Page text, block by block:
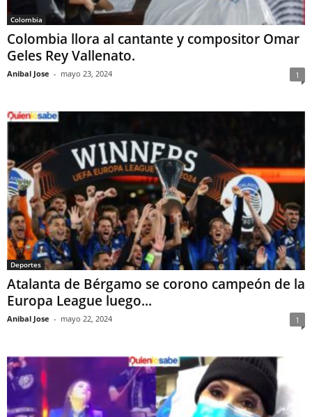
Colombia
Colombia llora al cantante y compositor Omar
Geles Rey Vallenato.
Anibal Jose - mayo 23, 2024 1
Deportes
Atalanta de Bérgamo se corono campeón de la
Europa League luego...
Anibal Jose - mayo 22, 2024 1